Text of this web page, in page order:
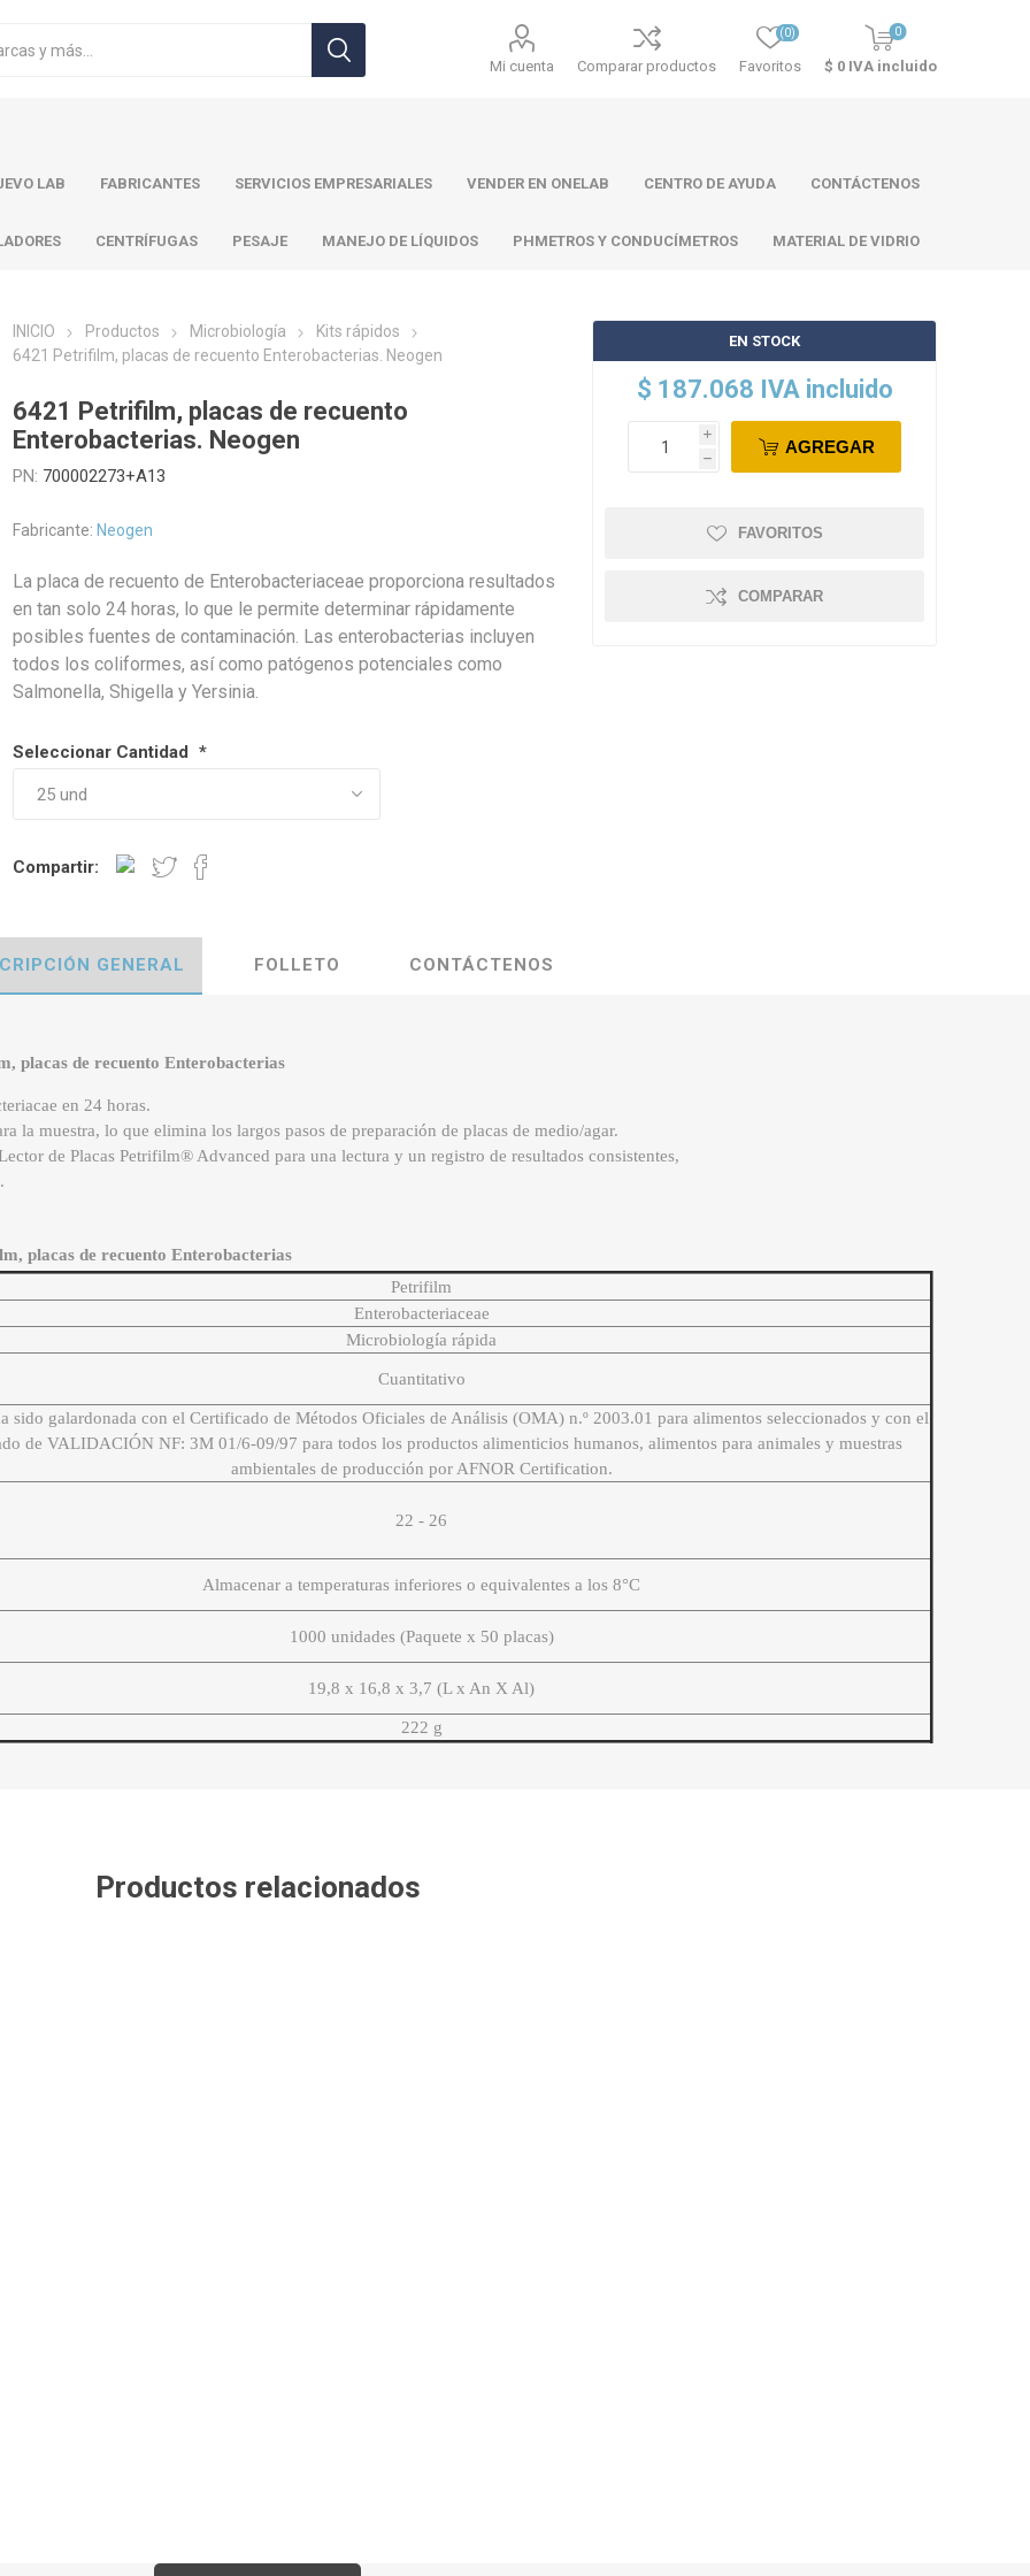
Mi cuenta Comparar productos Favoritos
(0) 0
$ 0 IVA incluido
LAB FABRICANTES
Atago
Thermo
Scientific
SERVICIOS EMPRESARIALES VENDER EN ONELAB CENTRO DE AYUDA CONTÁCTENOS
CENTRÍFUGAS PESAJE MANEJO DE LÍQUIDOS PHMETROS Y CONDUCÍMETROS MATERIAL DE VIDRIO
INICIO Productos Microbiología
Kits rápidos
6421 Petrifilm, placas de recuento Enterobacterias. Neogen
6421 Petrifilm, placas de recuento
Enterobacterias. Neogen
PN: 700002273+A13
Fabricante: Neogen
La placa de recuento de Enterobacteriaceae proporciona resultados
en tan solo 24 horas, lo que le permite determinar rápidamente
posibles fuentes de contaminación. Las enterobacterias incluyen
todos los coliformes, así como patógenos potenciales como
Salmonella, Shigella y Yersinia.
Seleccionar Cantidad *
Compartir:
EN STOCK
$ 187.068 IVA incluido
i
h
AGREGAR
FAVORITOS
COMPARAR
GENERAL FOLLETO CONTÁCTENOS
placas de recuento Enterobacterias
en 24 horas.
la muestra, lo que elimina los largos pasos de preparación de placas de medio/agar.
de Placas Petrifilm® Advanced para una lectura y un registro de resultados consistentes,
placas de recuento Enterobacterias
Petrifilm
Enterobacteriaceae
Microbiología rápida
Cuantitativo
sido galardonada con el Certificado de Métodos Oficiales de Análisis (OMA) n.º 2003.01 para alimentos seleccionados y con el
de VALIDACIÓN NF: 3M 01/6-09/97 para todos los productos alimenticios humanos, alimentos para animales y muestras
ambientales de producción por AFNOR Certification.
22 - 26
Almacenar a temperaturas inferiores o equivalentes a los 8°C
1000 unidades (Paquete x 50 placas)
19,8 x 16,8 x 3,7 (L x An X Al)
222 g
Productos relacionados